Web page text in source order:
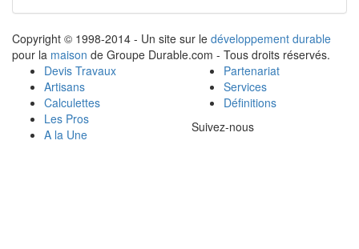
Copyright © 1998-2014 - Un site sur le développement durable
pour la maison de Groupe Durable.com - Tous droits réservés.
Devis Travaux
Artisans
Calculettes
Les Pros
A la Une
Partenariat
Services
Définitions
Suivez-nous